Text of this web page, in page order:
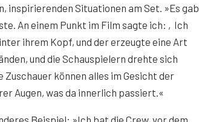
inspirierenden Situationen am Set. »Es gab
An einem Punkt im Film sagte ich: ‚Ich
ihrem Kopf, und der erzeugte eine Art
und die Schauspielern drehte sich
können alles im Gesicht der
Augen, was da innerlich passiert.«
Beispiel: »Ich bat die Crew, vor dem